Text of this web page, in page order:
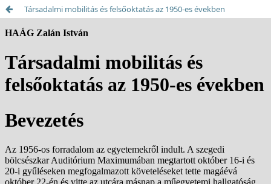
Társadalmi mobilitás és felsőoktatás az 1950-es években